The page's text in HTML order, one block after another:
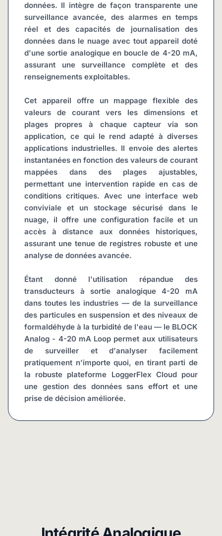
données. Il intègre de façon transparente une
surveillance avancée, des alarmes en temps
réel et des capacités de journalisation des
données dans le nuage avec tout appareil doté
d'une sortie analogique en boucle de 4-20 mA,
assurant une surveillance complète et des
renseignements exploitables.
Cet appareil offre un mappage flexible des
valeurs de courant vers les dimensions et
plages propres à chaque capteur via son
application, ce qui le rend adapté à diverses
applications industrielles. Il envoie des alertes
instantanées en fonction des valeurs de courant
mappées dans des plages ajustables,
permettant une intervention rapide en cas de
conditions critiques. Avec une interface web
conviviale et un stockage sécurisé dans le
nuage, il offre une configuration facile et un
accès à distance aux données historiques,
assurant une tenue de registres robuste et une
analyse de données avancée.
Étant donné l'utilisation répandue des
transducteurs à sortie analogique 4-20 mA
dans toutes les industries — de la surveillance
des particules en suspension et des niveaux de
formaldéhyde à la turbidité de l'eau — le BLOCK
Analog - 4-20 mA Loop permet aux utilisateurs
de surveiller et d'analyser facilement
pratiquement n'importe quoi, en tirant parti de
la robuste plateforme LoggerFlex Cloud pour
une gestion des données sans effort et une
prise de décision améliorée.